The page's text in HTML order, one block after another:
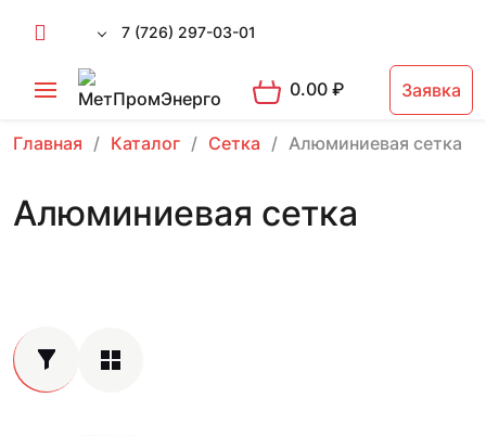
7 (726) 297-03-01
0.00₽ Заявка
Главная Каталог Сетка Алюминиевая сетка
Алюминиевая сетка